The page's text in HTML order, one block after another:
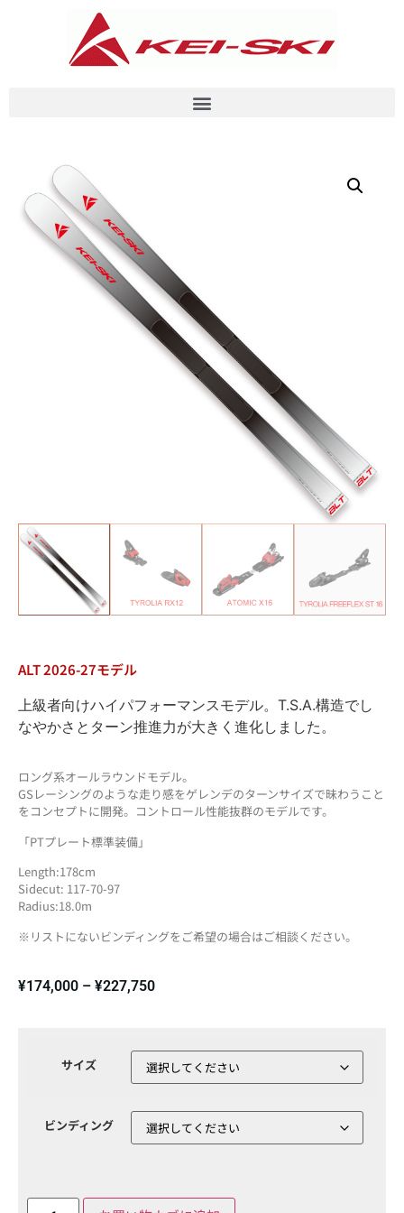
ALT 2026-27モデル
上級者向けハイパフォーマンスモデル。T.S.A.構造でし
なやかさとターン推進力が大きく進化しました。
ロング系オールラウンドモデル。
GSレーシングのような走り感をゲレンデのターンサイズで昧わうこと
をコンセプトに開発。コントロール性能抜群のモデルです。
「PTプレート標準装備」
Length:178cm
Sidecut: 117-70-97
Radius:18.0m
※リストにないビンディングをご希望の場合はご相談ください。
¥174,000 – ¥227,750
サイズ
ビンディング